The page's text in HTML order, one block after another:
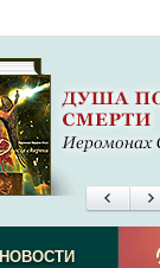
НОВОСТИ